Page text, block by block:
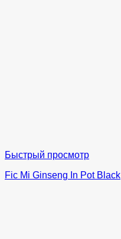
Быстрый просмотр
Fic Mi Ginseng In Pot Black